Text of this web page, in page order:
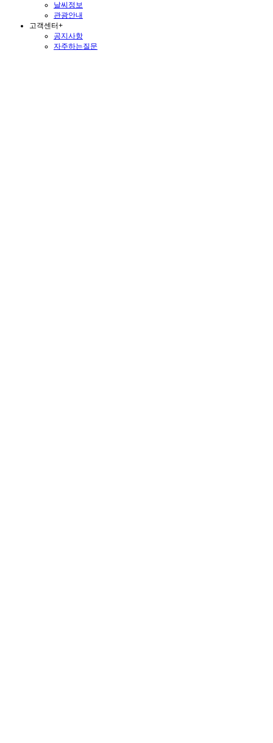
날씨정보
관광안내
고객센터+
공지사항
자주하는질문